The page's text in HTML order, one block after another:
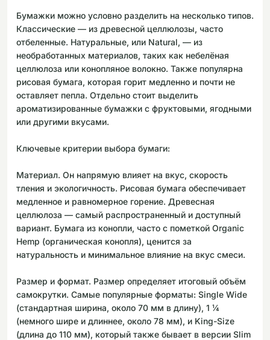
Бумажки можно условно разделить на несколько типов.
Классические — из древесной целлюлозы, часто
отбеленные. Натуральные, или Natural, — из
необработанных материалов, таких как небелёная
целлюлоза или конопляное волокно. Также популярна
рисовая бумага, которая горит медленно и почти не
оставляет пепла. Отдельно стоит выделить
ароматизированные бумажки с фруктовыми, ягодными
или другими вкусами.
Ключевые критерии выбора бумаги:
Материал. Он напрямую влияет на вкус, скорость
тления и экологичность. Рисовая бумага обеспечивает
медленное и равномерное горение. Древесная
целлюлоза — самый распространенный и доступный
вариант. Бумага из конопли, часто с пометкой Organic
Hemp (органическая конопля), ценится за
натуральность и минимальное влияние на вкус смеси.
Размер и формат. Размер определяет итоговый объём
самокрутки. Самые популярные форматы: Single Wide
(стандартная ширина, около 70 мм в длину), 1 ¼
(немного шире и длиннее, около 78 мм), и King-Size
(длина до 110 мм), который также бывает в версии Slim